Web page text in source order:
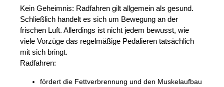
Kein Geheimnis: Radfahren gilt allgemein als gesund.
Schließlich handelt es sich um Bewegung an der
frischen Luft. Allerdings ist nicht jedem bewusst, wie
viele Vorzüge das regelmäßige Pedalieren tatsächlich
mit sich bringt.
Radfahren:
fördert die Fettverbrennung und den Muskelaufbau